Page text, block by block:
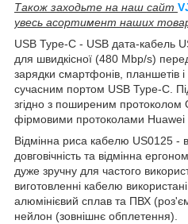
Також заходьте на наш сайт V
увесь асортимент наших
USB Type-C - USB дата-кабель
для швидкісної (480 Mbp/s)
зарядки смартфонів, планшетів
сучасним портом USB Type-C.
згідно з поширеним
фірмовими протоколами Huawei
Відмінна риса кабелю US0125 -
довговічність та відмінна
дуже зручну для частого
виготовленні кабелю
алюмінієвий сплав та ПВХ
нейлон (зовнішнє обплетення).